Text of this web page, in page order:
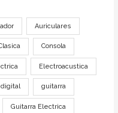
Auriculares
Consola
Electroacustica
digital guitarra
Guitarra Electrica